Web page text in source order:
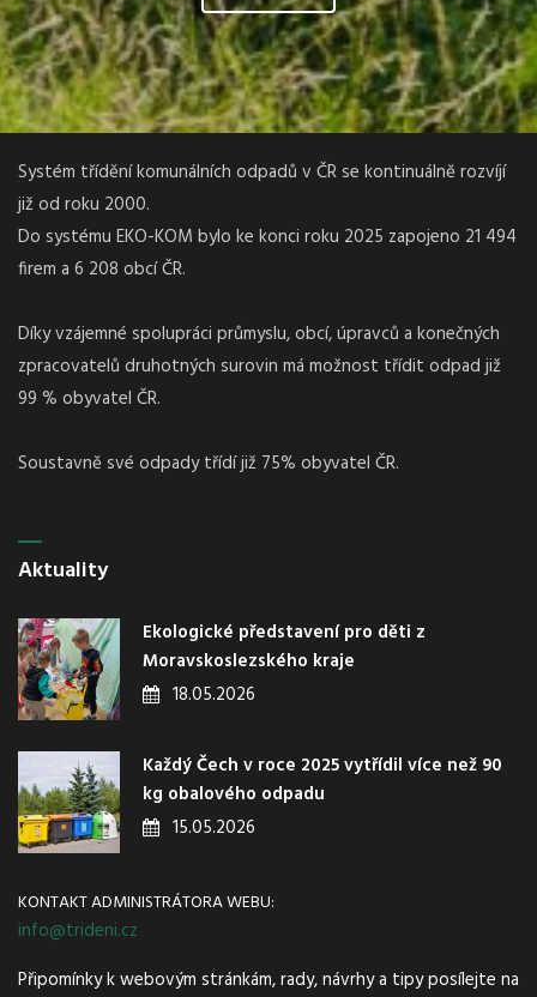
Systém třídění komunálních odpadů v ČR se kontinuálně rozvíjí
již od roku 2000.
Do systému EKO-KOM bylo ke konci roku 2025 zapojeno 21 494
firem a 6 208 obcí ČR.
Díky vzájemné spolupráci průmyslu, obcí, úpravců a konečných
zpracovatelů druhotných surovin má možnost třídit odpad již
99 % obyvatel ČR.
Soustavně své odpady třídí již 75% obyvatel ČR.
Aktuality
Ekologické představení pro děti z
Moravskoslezského kraje
18.05.2026
Každý Čech v roce 2025 vytřídil více než 90
kg obalového odpadu
15.05.2026
KONTAKT ADMINISTRÁTORA WEBU:
info@trideni.cz
Připomínky k webovým stránkám, rady, návrhy a tipy posílejte na